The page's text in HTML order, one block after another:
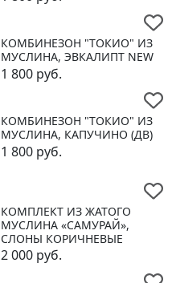
КОМБИНЕЗОН "ТОКИО" ИЗ
МУСЛИНА, ЭВКАЛИПТ NEW
1 800 руб.
КОМБИНЕЗОН "ТОКИО" ИЗ
МУСЛИНА, КАПУЧИНО (ДВ)
1 800 руб.
КОМПЛЕКТ ИЗ ЖАТОГО
МУСЛИНА «САМУРАЙ»,
СЛОНЫ КОРИЧНЕВЫЕ
2 000 руб.